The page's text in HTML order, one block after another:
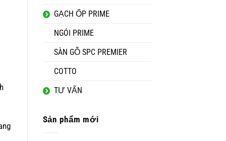
GẠCH ỐP PRIME
NGÓI PRIME
SÀN GỖ SPC PREMIER
COTTO
TƯ VẤN
Sản phẩm mới